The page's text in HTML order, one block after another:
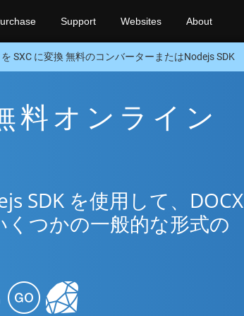
Support Websites About
SXC に変換 無料のコンバーターまたはNodejs SDK
料オンライン
SDK を使用して、DOCX
つかの一般的な形式の